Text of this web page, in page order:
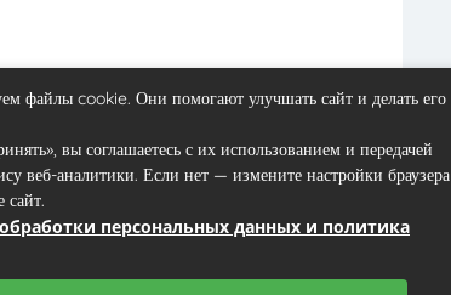
Вперёд
Пользовательское соглашение Карта сайта
файлы cookie. Они помогают улучшать сайт и делать его
вы соглашаетесь с их использованием и передачей
веб-аналитики. Если нет — измените настройки браузера
сайт.
персональных данных и политика